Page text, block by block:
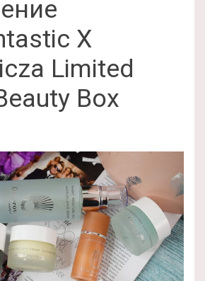
X
Limited
Box